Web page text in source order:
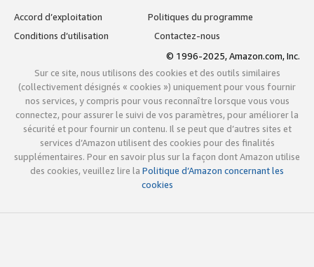
Accord d’exploitation
Politiques du programme
Conditions d’utilisation
Contactez-nous
© 1996-2025, Amazon.com, Inc.
Sur ce site, nous utilisons des cookies et des outils similaires
(collectivement désignés « cookies ») uniquement pour vous fournir
nos services, y compris pour vous reconnaître lorsque vous vous
connectez, pour assurer le suivi de vos paramètres, pour améliorer la
sécurité et pour fournir un contenu. Il se peut que d’autres sites et
services d’Amazon utilisent des cookies pour des finalités
supplémentaires. Pour en savoir plus sur la façon dont Amazon utilise
des cookies, veuillez lire la Politique d’Amazon concernant les
cookies